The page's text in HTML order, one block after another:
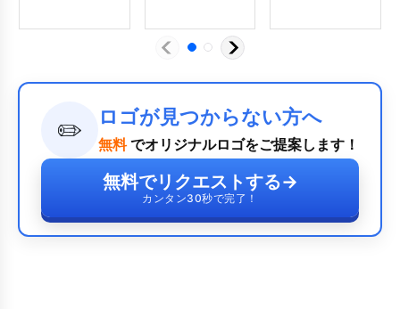
✏️ ロゴが見つからない方へ
無料 でオリジナルロゴをご提案します！
無料でリクエストする→
カンタン30秒で完了！